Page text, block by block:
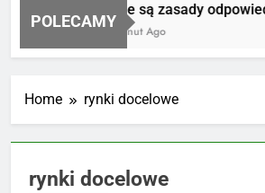
POLECAMY
Jakie są zasady
18 Minut Ago
Home rynki docelowe
rynki docelowe